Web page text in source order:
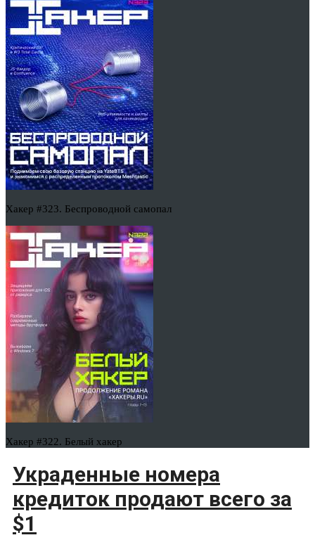
Хакер #323. Беспроводной самопал
Хакер #322. Белый хакер
Украденные номера
кредиток продают всего за
$1